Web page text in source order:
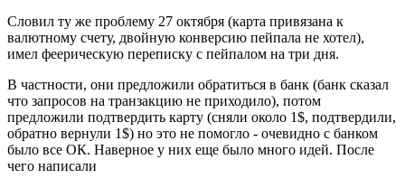
Словил ту же проблему 27 октября (карта привязана к
валютному счету, двойную конверсию пейпала не хотел),
имел феерическую переписку с пейпалом на три дня.
В частности, они предложили обратиться в банк (банк сказал
что запросов на транзакцию не приходило), потом
предложили подтвердить карту (сняли около 1$, подтвердили,
обратно вернули 1$) но это не помогло - очевидно с банком
было все ОК. Наверное у них еще было много идей. После
чего написали